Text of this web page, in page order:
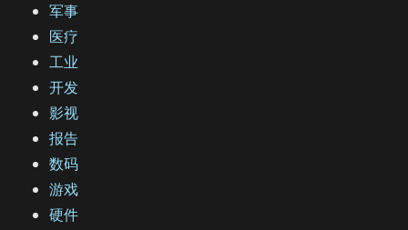
军事
医疗
工业
开发
影视
报告
数码
游戏
硬件